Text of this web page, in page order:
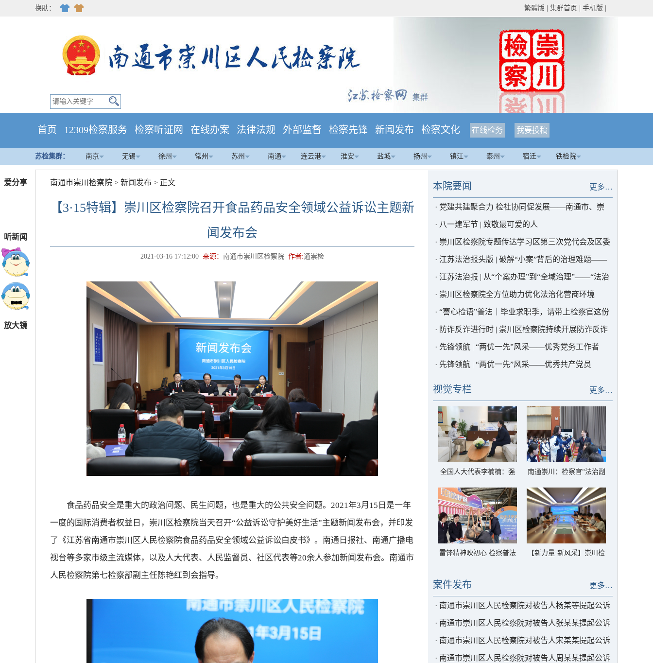
爱分享
听新闻
放大镜
换肤： 繁體版 集群首页 手机版
首页 12309检察服务 检察听证网 在线办案 法律法规 外部监督 检察先锋 新闻发布 检察文化 在线检务 我要投稿
苏检集群： 南京 无锡 徐州 常州 苏州 南通 连云港 淮安 盐城 扬州 镇江 泰州 宿迁 铁检院
南通市崇川检察院 > 新闻发布 > 正文
【3·15特辑】崇川区检察院召开食品药品安全领域公益诉讼主题新
闻发布会
2021-03-16 17:12:00 来源： 南通市崇川区检察院 作者:通崇检
食品药品安全是重大的政治问题、民生问题，也是重大的公共安全问题。2021年3月15日是一年
一度的国际消费者权益日，崇川区检察院当天召开“公益诉讼守护美好生活”主题新闻发布会，并印发
了《江苏省南通市崇川区人民检察院食品药品安全领域公益诉讼白皮书》。南通日报社、南通广播电
视台等多家市级主流媒体，以及人大代表、人民监督员、社区代表等20余人参加新闻发布会。南通市
人民检察院第七检察部副主任陈艳红到会指导。
更多…
本院要闻
· 党建共建聚合力 检社协同促发展——南通市、崇
川区检察院联合社会工作部开展支部共建活动
· 八一建军节 | 致敬最可爱的人
· 崇川区检察院专题传达学习区第三次党代会及区委
三届一次全会精神
· 江苏法治报头版 | 破解“小案”背后的治理难题——
崇川检察“热力地图”当参谋
· 江苏法治报 | 从“个案办理”到“全域治理”——“法治
副会长”解锁行业治理新范式
· 崇川区检察院全方位助力优化法治化营商环境
· “謇心检语”普法｜毕业求职季，请带上检察官这份
“避坑指南”
· 防诈反诈进行时 | 崇川区检察院持续开展防诈反诈
宣传活动
· 先锋领航 | “两优一先”风采——优秀党务工作者
· 先锋领航 | “两优一先”风采——优秀共产党员
更多…
视觉专栏
全国人大代表李楠楠：强
愁盼
南通崇川：检察官“法治副
雷锋精神映初心 检察普法
【新力量·新风采】崇川检
更多…
案件发布
· 南通市崇川区人民检察院对被告人杨某等提起公诉
· 南通市崇川区人民检察院对被告人张某某提起公诉
· 南通市崇川区人民检察院对被告人宋某某提起公诉
· 南通市崇川区人民检察院对被告人周某某提起公诉